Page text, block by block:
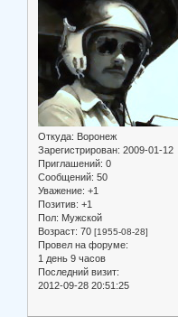
Откуда: Воронеж
Зарегистрирован: 2009-01-12
Приглашений: 0
Сообщений: 50
Уважение: +1
Позитив: +1
Пол: Мужской
Возраст: 70 [1955-08-28]
Провел на форуме:
1 день 9 часов
Последний визит:
2012-09-28 20:51:25